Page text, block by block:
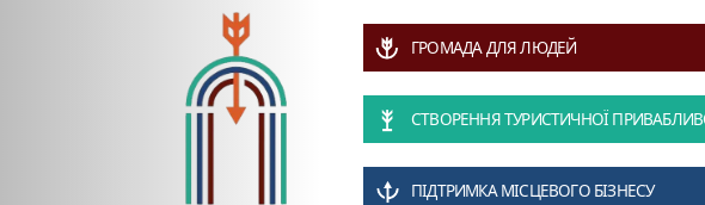
ГРОМАДА ДЛЯ ЛЮДЕЙ
СТВОРЕННЯ ТУРИСТИЧНОЇ
ПІДТРИМКА МІСЦЕВОГО БІЗНЕСУ